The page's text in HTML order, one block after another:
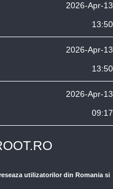
2026-Apr-13
13:50
2026-Apr-13
13:50
2026-Apr-13
09:17
utilizatorilor din Romania si